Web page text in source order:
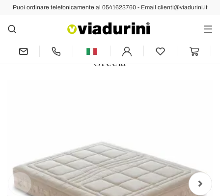
Puoi ordinare telefonicamente al 0541623760 - Email clienti@viadurini.it
Indietro Prec Succ
Materasso Matrimoniale in Memory di
Qualità e 1600 Molle Made in Italy –
Grecia